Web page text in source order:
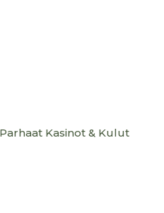
Kasinot & Kulut